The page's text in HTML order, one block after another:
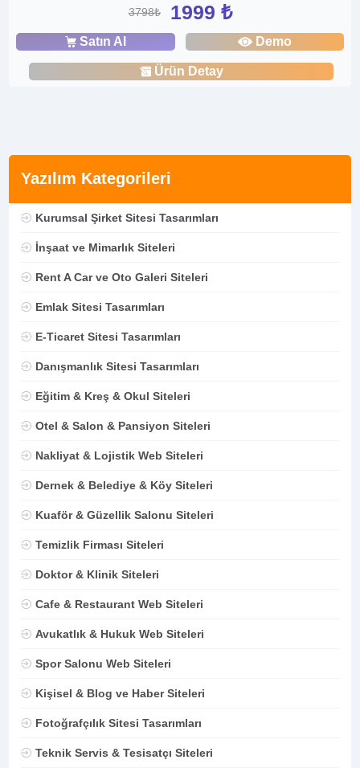
Yazılım Kategorileri
Kurumsal Şirket Sitesi Tasarımları
İnşaat ve Mimarlık Siteleri
Rent A Car ve Oto Galeri Siteleri
Emlak Sitesi Tasarımları
E-Ticaret Sitesi Tasarımları
Danışmanlık Sitesi Tasarımları
Eğitim & Kreş & Okul Siteleri
Otel & Salon & Pansiyon Siteleri
Nakliyat & Lojistik Web Siteleri
Dernek & Belediye & Köy Siteleri
Kuaför & Güzellik Salonu Siteleri
Temizlik Firması Siteleri
Doktor & Klinik Siteleri
Cafe & Restaurant Web Siteleri
Avukatlık & Hukuk Web Siteleri
Spor Salonu Web Siteleri
Kişisel & Blog ve Haber Siteleri
Fotoğrafçılık Sitesi Tasarımları
Teknik Servis & Tesisatçı Siteleri
3798₺ 1999 ₺
Satın Al Demo
Ürün Detay